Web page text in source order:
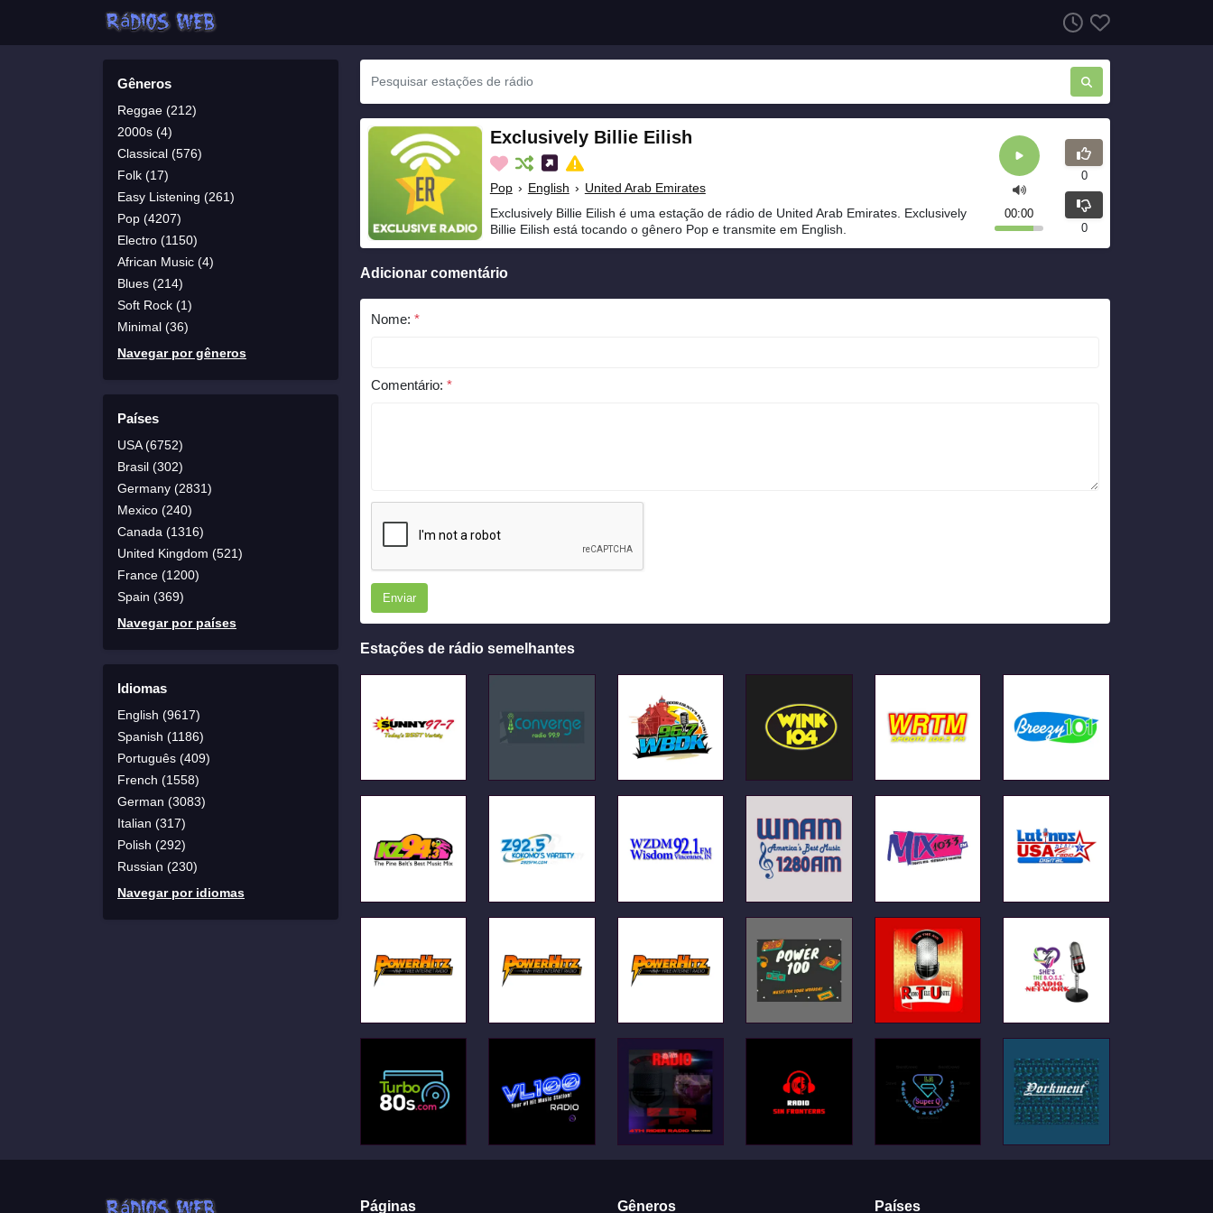
Gêneros
Reggae (212)
2000s (4)
Classical (576)
Folk (17)
Easy Listening (261)
Pop (4207)
Electro (1150)
African Music (4)
Blues (214)
Soft Rock (1)
Minimal (36)
Navegar por gêneros
Países
USA (6752)
Brasil (302)
Germany (2831)
Mexico (240)
Canada (1316)
United Kingdom (521)
France (1200)
Spain (369)
Navegar por países
Idiomas
English (9617)
Spanish (1186)
Português (409)
French (1558)
German (3083)
Italian (317)
Polish (292)
Russian (230)
Navegar por idiomas
Exclusively Billie Eilish
Pop › English › United Arab Emirates
Exclusively Billie Eilish é uma estação de rádio de United Arab Emirates. Exclusively
Billie Eilish está tocando o gênero Pop e transmite em English.
00:00
0
0
Adicionar comentário
Nome: *
Comentário: *
Enviar
Estações de rádio semelhantes
Páginas Gêneros Países